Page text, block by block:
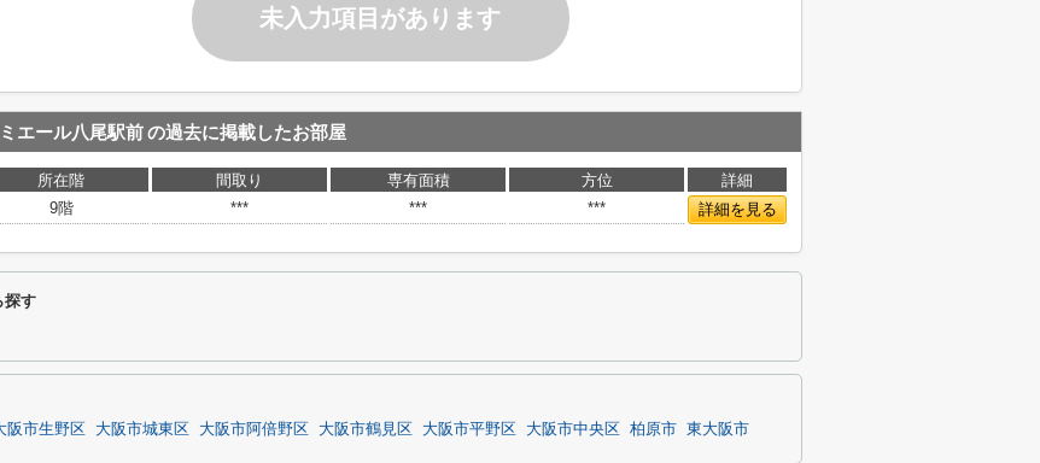
未入力項目があります
エール八尾駅前の過去に掲載したお部屋
所在階 間取り 専有面積 方位
詳細
9階
*** *** *** 詳細を見る
探す
阪市生野区 大阪市城東区 大阪市阿倍野区 大阪市鶴見区 大阪市平野区 大阪市中央区 柏原市 東大阪市